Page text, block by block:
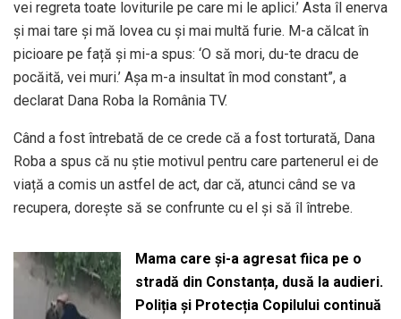
vei regreta toate loviturile pe care mi le aplici.’ Asta îl enerva
și mai tare și mă lovea cu și mai multă furie. M-a călcat în
picioare pe față și mi-a spus: ‘O să mori, du-te dracu de
pocăită, vei muri.’ Așa m-a insultat în mod constant”, a
declarat Dana Roba la România TV.
Când a fost întrebată de ce crede că a fost torturată, Dana
Roba a spus că nu știe motivul pentru care partenerul ei de
viață a comis un astfel de act, dar că, atunci când se va
recupera, dorește să se confrunte cu el și să îl întrebe.
Mama care și-a agresat fiica pe o
stradă din Constanța, dusă la audieri.
Poliția și Protecția Copilului continuă